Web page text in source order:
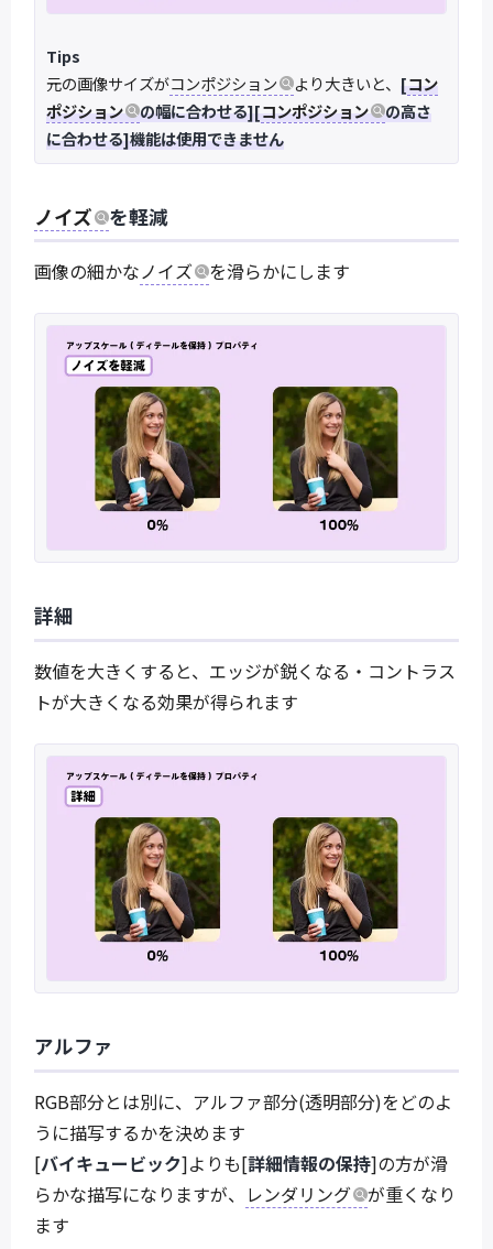
Tips
元の画像サイズがコンポジション より大きいと、 [コン
ポジション
の幅に合わせる][コンポジション
の高さ
に合わせる]機能は使用できません
ノイズ を軽減
画像の細かなノイズ を滑らかにします
詳細
数値を大きくすると、エッジが鋭くなる・コントラス
トが大きくなる効果が得られます
アルファ
RGB部分とは別に、アルファ部分(透明部分)をどのよ
うに描写するかを決めます
[バイキュービック]よりも[詳細情報の保持]の方が滑
らかな描写になりますが、 レンダリング
が重くなり
ます